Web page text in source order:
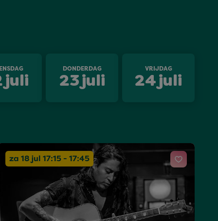
juli
DONDERDAG
23 juli
VRIJDAG
24 juli
za 18 jul 17:15 - 17:45